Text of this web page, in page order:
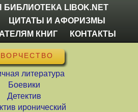
LIBOK.NET
ЦИТАТЫ И АФОРИЗМЫ
КНИГ
КОНТАКТЫ
литература
Боевики
Детектив
иронический